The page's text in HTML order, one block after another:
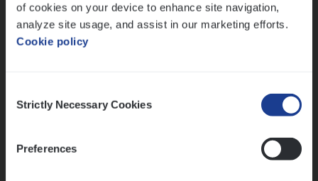
of cookies on your device to enhance site navigation,
analyze site usage, and assist in our marketing efforts.
Cookie policy
Selection
Strictly Necessary Cookies
Preferences
Antwerpen
Meer dan collega’s: hoe Julie en Aurélie elkaar
Mathias houdt van diepgaande dossiers én droge